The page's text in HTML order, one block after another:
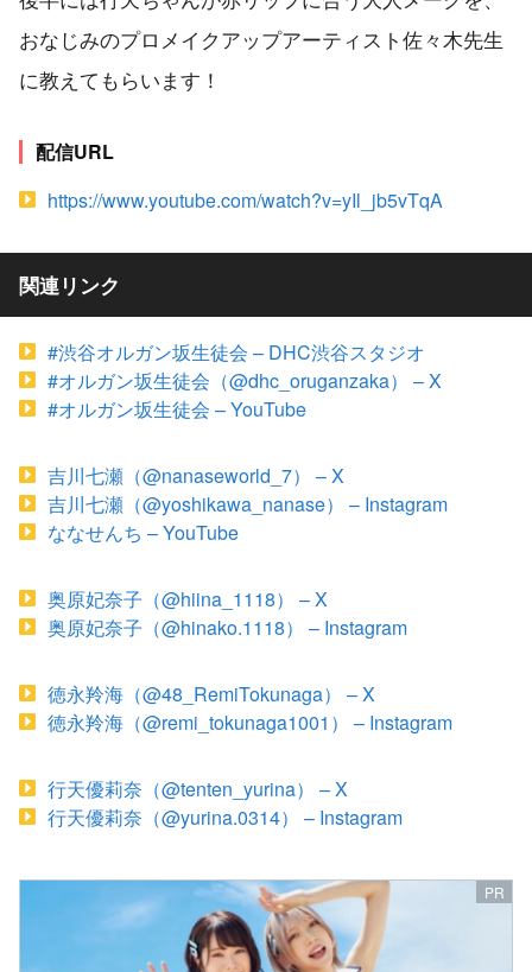
おなじみのプロメイクアップアーティスト佐々木先生
に教えてもらいます！
配信URL
https://www.youtube.com/watch?v=yIl_jb5vTqA
関連リンク
#渋谷オルガン坂生徒会 – DHC渋谷スタジオ
#オルガン坂生徒会（@dhc_oruganzaka） – X
#オルガン坂生徒会 – YouTube
吉川七瀬（@nanaseworld_7） – X
吉川七瀬（@yoshikawa_nanase） – Instagram
ななせんち – YouTube
奥原妃奈子（@hiina_1118） – X
奥原妃奈子（@hinako.1118） – Instagram
徳永羚海（@48_RemiTokunaga） – X
徳永羚海（@remi_tokunaga1001） – Instagram
行天優莉奈（@tenten_yurina） – X
行天優莉奈（@yurina.0314） – Instagram